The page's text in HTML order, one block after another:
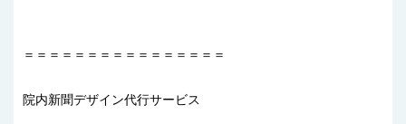
＝＝＝＝＝＝＝＝＝＝＝＝＝＝＝＝
院内新聞デザイン代行サービス